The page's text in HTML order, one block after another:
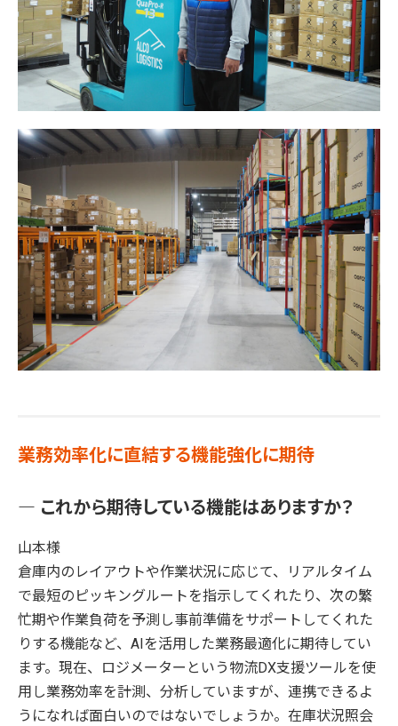
業務効率化に直結する機能強化に期待
― これから期待している機能はありますか？
山本様
倉庫内のレイアウトや作業状況に応じて、リアルタイム
で最短のピッキングルートを指示してくれたり、次の繁
忙期や作業負荷を予測し事前準備をサポートしてくれた
りする機能など、AIを活用した業務最適化に期待してい
ます。現在、ロジメーターという物流DX支援ツールを使
用し業務効率を計測、分析していますが、連携できるよ
うになれば面白いのではないでしょうか。在庫状況照会